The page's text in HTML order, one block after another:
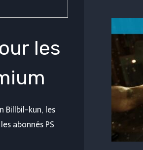
les
Billbil-kun, les
abonnés PS